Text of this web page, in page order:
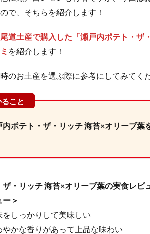
で、そちらを紹介します！
尾道土産で購入した「瀬戸内ポテト・ザ
を紹介します！
のお土産を選ぶ際に参考にしてみてく
内ポテト・ザ・リッチ 海苔×オリーブ
・リッチ 海苔×オリーブ葉の実食レビ
ー＞
をしっかりして美味しい
やかな香りがあって上品な味わい